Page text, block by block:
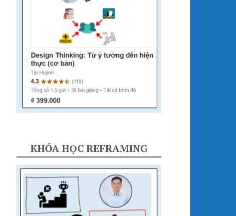
KHÓA HỌC REFRAMING